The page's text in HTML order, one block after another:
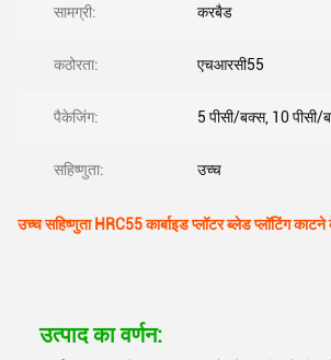
सामग्री: करबैड
कठोरता: एचआरसी55
पैकेजिंग: 5 पीसी/बक्स, 10 पीसी/
सहिष्णुता: उच्च
उच्च सहिष्णुता HRC55 कार्बाइड प्लॉटर ब्लेड प्लॉटिंग
उत्पाद का वर्णन: